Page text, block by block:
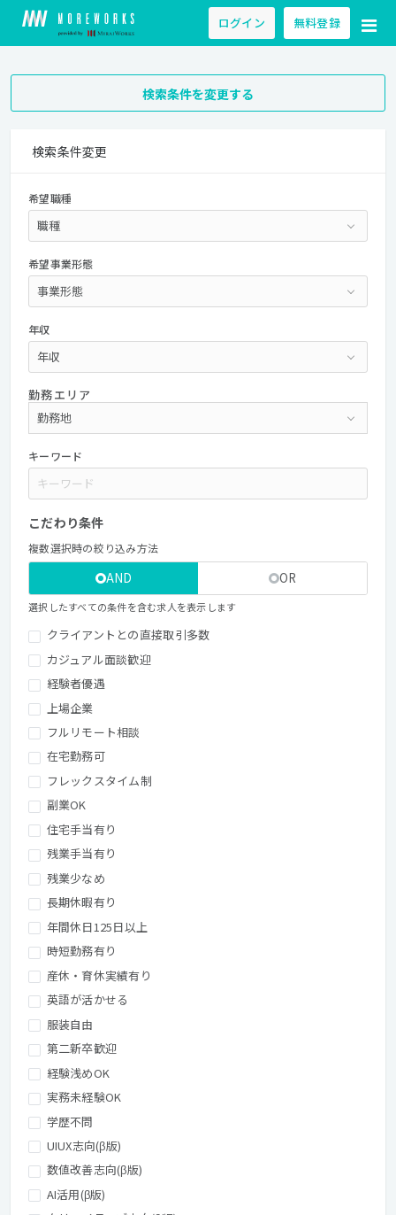
ログイン 無料登録
検索条件を変更する
検索条件変更
希望職種
希望事業形態
年収
勤務エリア
キーワード
こだわり条件
複数選択時の絞り込み方法
AND OR
選択したすべての条件を含む求人を表示します
クライアントとの直接取引多数
カジュアル面談歓迎
経験者優遇
上場企業
フルリモート相談
在宅勤務可
フレックスタイム制
副業OK
住宅手当有り
残業手当有り
残業少なめ
長期休暇有り
年間休日125日以上
時短勤務有り
産休・育休実績有り
英語が活かせる
服装自由
第二新卒歓迎
経験浅めOK
実務未経験OK
学歴不問
UIUX志向(β版)
数値改善志向(β版)
AI活用(β版)